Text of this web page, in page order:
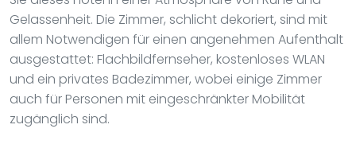
Gelassenheit. Die Zimmer, schlicht dekoriert, sind mit
allem Notwendigen für einen angenehmen Aufenthalt
ausgestattet: Flachbildfernseher, kostenloses WLAN
und ein privates Badezimmer, wobei einige Zimmer
auch für Personen mit eingeschränkter Mobilität
zugänglich sind.